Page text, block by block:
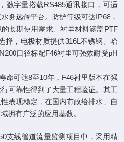
数字量搭载RS485通讯接口，可适
务远传平台。防护等级可达IP68，
长期使用需求。衬里材料涵盖PTF
择，电极材质提供316L不锈钢、哈
口径标配F46衬里可强效耐受pH
命可达8至10年，F46衬里版本在强
可靠性得到了大量工程验证。其工
表现稳定，在国内市政给排水、自
拥有广泛的应用基数。
支线管道流量监测项目中，采用精